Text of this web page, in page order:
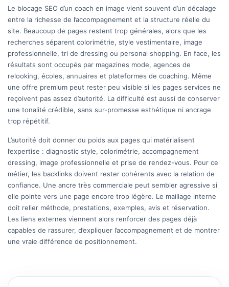
Le blocage SEO d’un coach en image vient souvent d’un décalage
entre la richesse de l’accompagnement et la structure réelle du
site. Beaucoup de pages restent trop générales, alors que les
recherches séparent colorimétrie, style vestimentaire, image
professionnelle, tri de dressing ou personal shopping. En face, les
résultats sont occupés par magazines mode, agences de
relooking, écoles, annuaires et plateformes de coaching. Même
une offre premium peut rester peu visible si les pages services ne
reçoivent pas assez d’autorité. La difficulté est aussi de conserver
une tonalité crédible, sans sur-promesse esthétique ni ancrage
trop répétitif.
L’autorité doit donner du poids aux pages qui matérialisent
l’expertise : diagnostic style, colorimétrie, accompagnement
dressing, image professionnelle et prise de rendez-vous. Pour ce
métier, les backlinks doivent rester cohérents avec la relation de
confiance. Une ancre très commerciale peut sembler agressive si
elle pointe vers une page encore trop légère. Le maillage interne
doit relier méthode, prestations, exemples, avis et réservation.
Les liens externes viennent alors renforcer des pages déjà
capables de rassurer, d’expliquer l’accompagnement et de montrer
une vraie différence de positionnement.